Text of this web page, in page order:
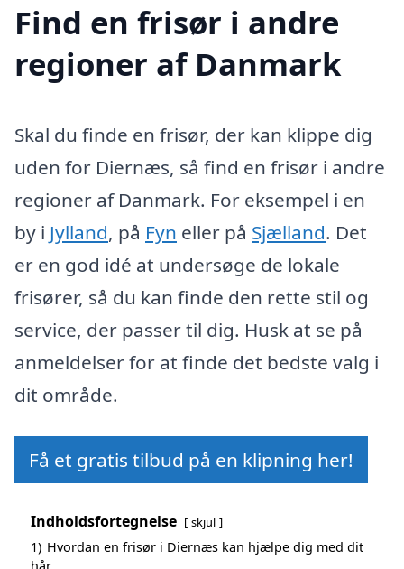
Find en frisør i andre
regioner af Danmark
Skal du finde en frisør, der kan klippe dig
uden for Diernæs, så find en frisør i andre
regioner af Danmark. For eksempel i en
by i Jylland, på Fyn eller på Sjælland. Det
er en god idé at undersøge de lokale
frisører, så du kan finde den rette stil og
service, der passer til dig. Husk at se på
anmeldelser for at finde det bedste valg i
dit område.
Få et gratis tilbud på en klipning her!
Indholdsfortegnelse skjul
1) Hvordan en frisør i Diernæs kan hjælpe dig med dit